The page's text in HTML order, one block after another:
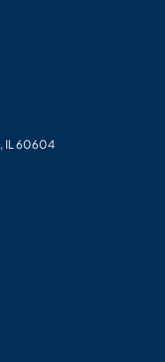
IL 60604